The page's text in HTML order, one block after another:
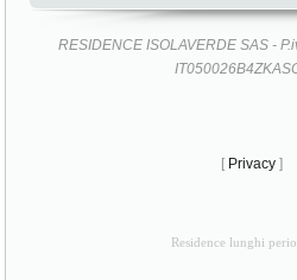
RESIDENCE ISOLAVERDE SAS -
[ Privacy ]
Residence lunghi